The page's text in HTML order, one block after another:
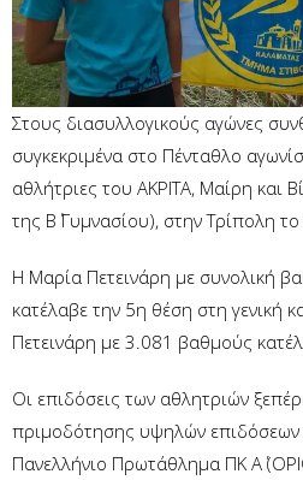
Στους διασυλλογικούς αγώνες
συγκεκριμένα στο Πένταθλο
αθλήτριες του ΑΚΡΙΤΑ, Μαίρη και
της Β΄ Γυμνασίου), στην Τρίπολη
Η Μαρία Πετεινάρη με συνολική
κατέλαβε την 5η θέση στη γενική
Πετεινάρη με 3.081 βαθμούς
Οι επιδόσεις των αθλητριών
πριμοδότησης υψηλών επιδόσεων
Πανελλήνιο Πρωτάθλημα ΠΚ Α΄